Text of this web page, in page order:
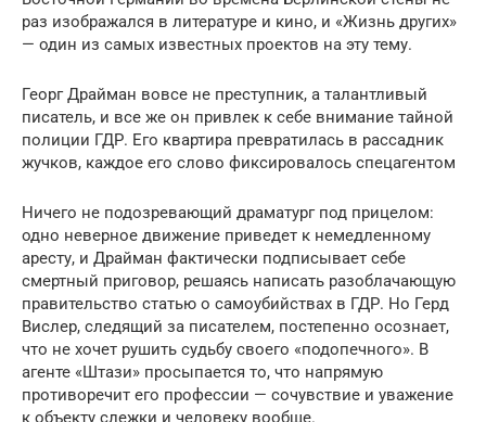
раз изображался в литературе и кино, и «Жизнь других»
— один из самых известных проектов на эту тему.
Георг Драйман вовсе не преступник, а талантливый
писатель, и все же он привлек к себе внимание тайной
полиции ГДР. Его квартира превратилась в рассадник
жучков, каждое его слово фиксировалось спецагентом
Ничего не подозревающий драматург под прицелом:
одно неверное движение приведет к немедленному
аресту, и Драйман фактически подписывает себе
смертный приговор, решаясь написать разоблачающую
правительство статью о самоубийствах в ГДР. Но Герд
Вислер, следящий за писателем, постепенно осознает,
что не хочет рушить судьбу своего «подопечного». В
агенте «Штази» просыпается то, что напрямую
противоречит его профессии — сочувствие и уважение
к объекту слежки и человеку вообще.